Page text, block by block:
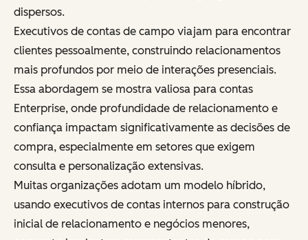
dispersos.
Executivos de contas de campo viajam para encontrar
clientes pessoalmente, construindo relacionamentos
mais profundos por meio de interações presenciais.
Essa abordagem se mostra valiosa para contas
Enterprise, onde profundidade de relacionamento e
confiança impactam significativamente as decisões de
compra, especialmente em setores que exigem
consulta e personalização extensivas.
Muitas organizações adotam um modelo híbrido,
usando executivos de contas internos para construção
inicial de relacionamento e negócios menores,